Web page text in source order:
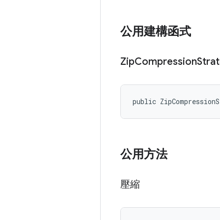
公用建構函式
ZipCompression
public
公用方法
壓縮